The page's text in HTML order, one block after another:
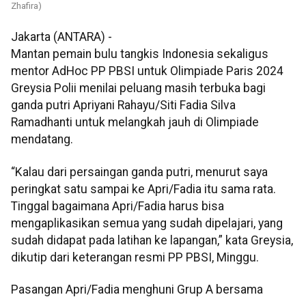
Zhafira)
Jakarta (ANTARA) -
Mantan pemain bulu tangkis Indonesia sekaligus
mentor AdHoc PP PBSI untuk Olimpiade Paris 2024
Greysia Polii menilai peluang masih terbuka bagi
ganda putri Apriyani Rahayu/Siti Fadia Silva
Ramadhanti untuk melangkah jauh di Olimpiade
mendatang.
“Kalau dari persaingan ganda putri, menurut saya
peringkat satu sampai ke Apri/Fadia itu sama rata.
Tinggal bagaimana Apri/Fadia harus bisa
mengaplikasikan semua yang sudah dipelajari, yang
sudah didapat pada latihan ke lapangan,” kata Greysia,
dikutip dari keterangan resmi PP PBSI, Minggu.
Pasangan Apri/Fadia menghuni Grup A bersama